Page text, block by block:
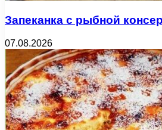
Запеканка с рыбной
07.08.2026